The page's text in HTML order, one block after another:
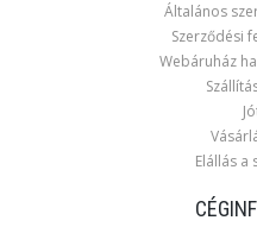
Általános
Szerződési
Webáruház
Elállás a